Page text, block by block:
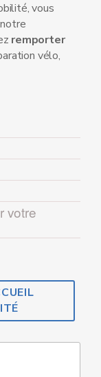
vous
remporter
vélo,
votre